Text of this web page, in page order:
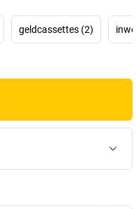
geldcassettes (2)